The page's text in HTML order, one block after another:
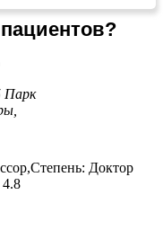
Парк
Доктор